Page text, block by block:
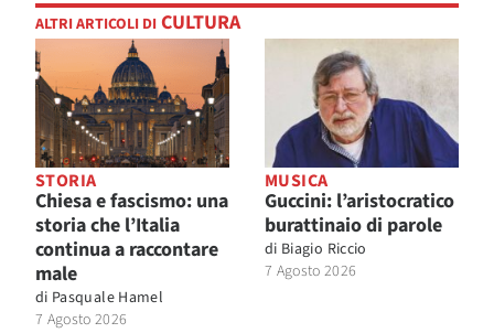
ALTRI ARTICOLI DI CULTURA
STORIA
Chiesa e fascismo: una
storia che l’Italia
continua a raccontare
male
di Pasquale Hamel
7 Agosto 2026
MUSICA
Guccini: l’aristocratico
burattinaio di parole
di Biagio Riccio
7 Agosto 2026